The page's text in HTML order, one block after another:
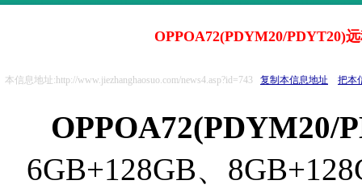
OPPOA72(PDYM20/PDYT20)
本信息地址:http://www.jiezhanghaosuo.com/news4.asp?id=743 复制本信息地址 把本
OPPOA72(PDYM20/
6GB+128GB、